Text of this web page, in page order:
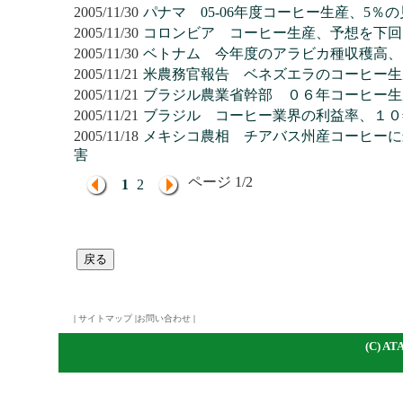
2005/11/30 パナマ 05-06年度コーヒー生産、5％の
2005/11/30 コロンビア コーヒー生産、予想を下
2005/11/30 ベトナム 今年度のアラビカ種収穫高
2005/11/21 米農務官報告 ベネズエラのコーヒー
2005/11/21 ブラジル農業省幹部 ０６年コーヒー
2005/11/21 ブラジル コーヒー業界の利益率、１
2005/11/18 メキシコ農相 チアバス州産コーヒー
害
1
2 ページ 1/2
| サイトマップ|お問い合わせ |
(C)A